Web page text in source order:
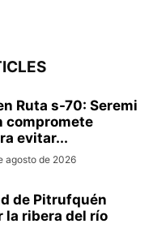
Ruta s-70: Seremi
compromete
evitar...
agosto de 2026
de Pitrufquén
la ribera del río